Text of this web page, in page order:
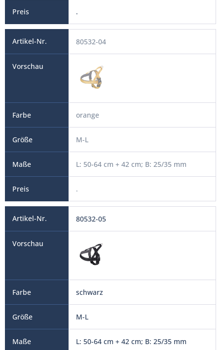
.
80532-04
orange
M-L
L: 50-64 cm + 42 cm; B: 25/35 mm
.
80532-05
schwarz
M-L
L: 50-64 cm + 42 cm; B: 25/35 mm